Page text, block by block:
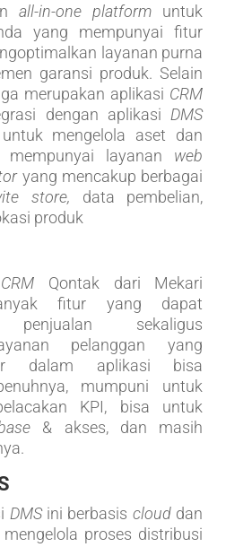
all-in-one platform untuk
yang mempunyai fitur
layanan purna
garansi produk. Selain
merupakan aplikasi CRM
dengan aplikasi DMS
mengelola aset dan
mempunyai layanan web
yang mencakup berbagai
store, data pembelian,
produk
Qontak dari Mekari
fitur yang dapat
penjualan sekaligus
pelanggan yang
dalam aplikasi bisa
mumpuni untuk
KPI, bisa untuk
& akses, dan masih
DMSini berbasis cloud dan
proses distribusi